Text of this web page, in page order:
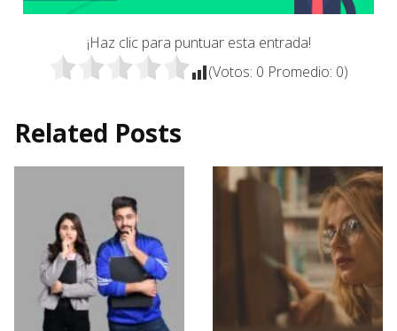
¡Haz clic para puntuar esta entrada!
(Votos: 0 Promedio: 0)
Related Posts